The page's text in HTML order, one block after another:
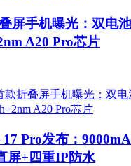
屏手机曝光：双电池
A20 Pro芯片
17 Pro发布：
屏+四重IP防水